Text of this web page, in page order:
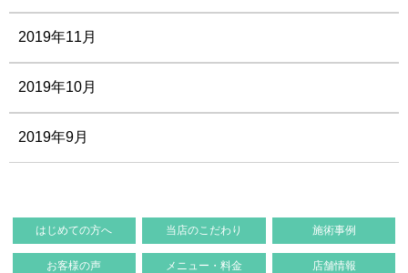
2019年11月
2019年10月
2019年9月
はじめての方へ 当店のこだわり 施術事例
お客様の声 メニュー・料金 店舗情報